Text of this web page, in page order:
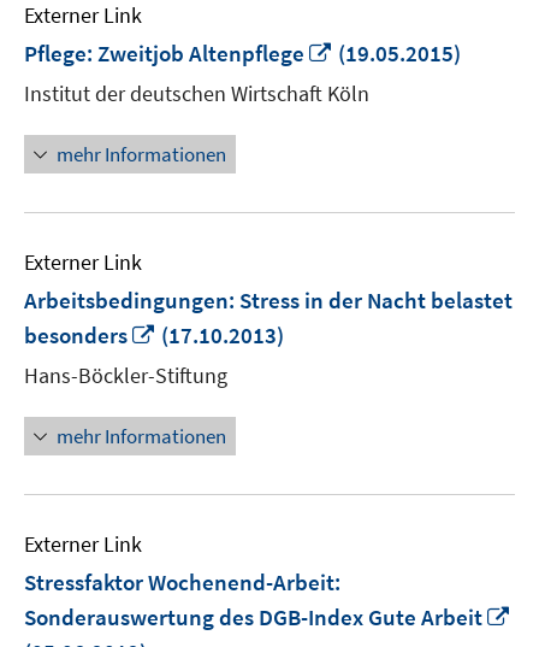
Externer Link
Pflege: Zweitjob Altenpflege
In
neuem
Fenster
(19.05.2015)
Institut der deutschen Wirtschaft Köln
mehr Informationen
Externer Link
Arbeitsbedingungen: Stress in der Nacht belastet
besonders
In
neuem
Fenster
öffnen
(17.10.2013)
Hans-Böckler-Stiftung
mehr Informationen
Externer Link
Stressfaktor Wochenend-Arbeit:
Sonderauswertung des DGB-Index Gute Arbeit